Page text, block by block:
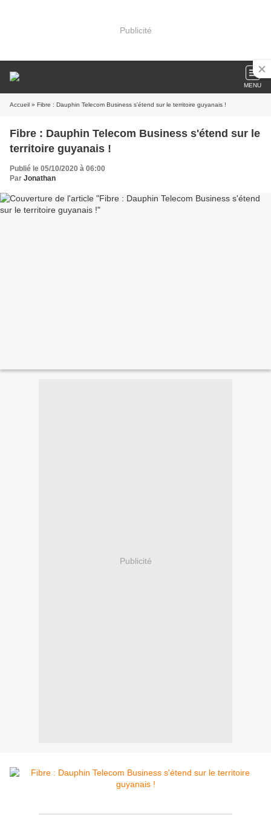
Publicité
MENU
Accueil » Fibre : Dauphin Telecom Business s'étend sur le territoire guyanais !
Fibre : Dauphin Telecom Business s'étend sur le
territoire guyanais !
Publié le 05/10/2020 à 06:00
Par Jonathan
Publicité